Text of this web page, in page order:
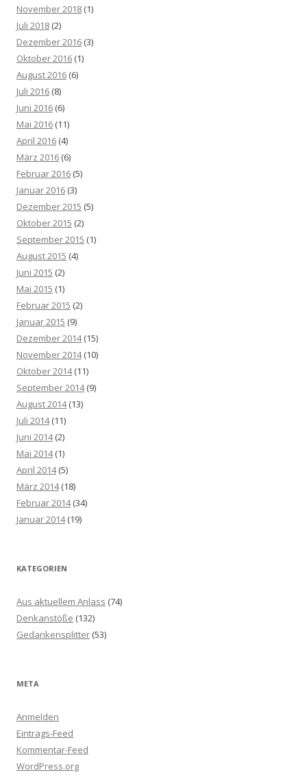
November 2018 (1)
Juli 2018 (2)
Dezember 2016 (3)
Oktober 2016 (1)
August 2016 (6)
Juli 2016 (8)
Juni 2016 (6)
Mai 2016 (11)
April 2016 (4)
März 2016 (6)
Februar 2016 (5)
Januar 2016 (3)
Dezember 2015 (5)
Oktober 2015 (2)
September 2015 (1)
August 2015 (4)
Juni 2015 (2)
Mai 2015 (1)
Februar 2015 (2)
Januar 2015 (9)
Dezember 2014(15)
November 2014(10)
Oktober 2014(11)
September 2014(9)
August 2014(13)
Juli 2014(11)
Juni 2014(2)
Mai 2014(1)
April 2014(5)
März 2014(18)
Februar 2014(34)
Januar 2014(19)
KATEGORIEN
Aus aktuellem Anlass (74)
Denkanstöße (132)
Gedankensplitter (53)
META
Anmelden
Eintrags-Feed
Kommentar-Feed
WordPress.org